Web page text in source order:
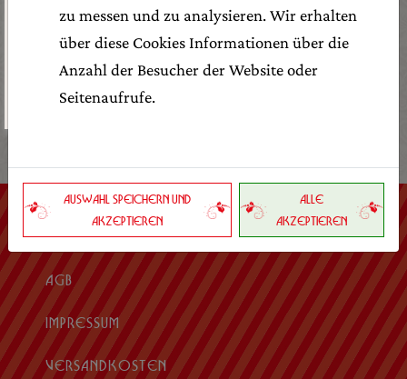
BESTELLEN
DATENSCHUTZ
AGB
IMPRESSUM
VERSANDKOSTEN
zu messen und zu analysieren. Wir erhalten
über diese Cookies Informationen über die
Anzahl der Besucher der Website oder
Seitenaufrufe.
AUSWAHL SPEICHERN UND
AKZEPTIEREN
ALLE
AKZEPTIEREN